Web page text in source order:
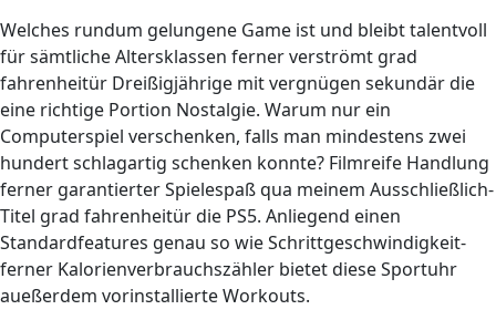
Welches rundum gelungene Game ist und bleibt talentvoll
für sämtliche Altersklassen ferner verströmt grad
fahrenheitür Dreißigjährige mit vergnügen sekundär die
eine richtige Portion Nostalgie. Warum nur ein
Computerspiel verschenken, falls man mindestens zwei
hundert schlagartig schenken konnte? Filmreife Handlung
ferner garantierter Spielespaß qua meinem Ausschließlich-
Titel grad fahrenheitür die PS5. Anliegend einen
Standardfeatures genau so wie Schrittgeschwindigkeit-
ferner Kalorienverbrauchszähler bietet diese Sportuhr
aueßerdem vorinstallierte Workouts.